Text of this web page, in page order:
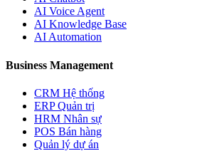
AI Voice Agent
AI Knowledge Base
AI Automation
Business Management
CRM Hệ thống
ERP Quản trị
HRM Nhân sự
POS Bán hàng
Quản lý dự án